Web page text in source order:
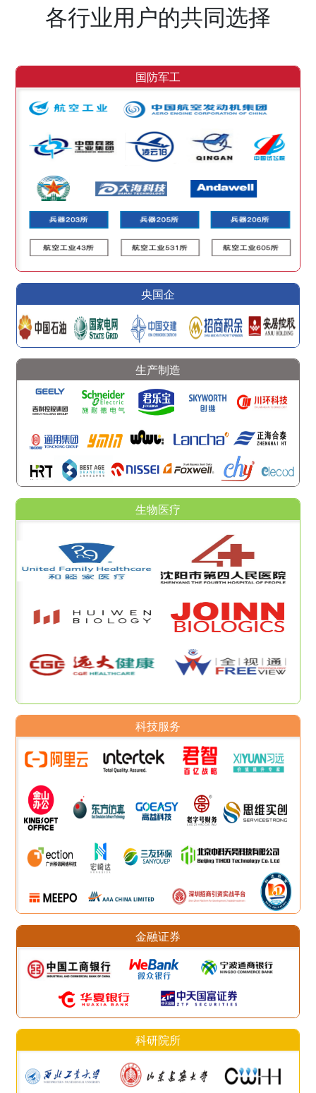
各行业用户的共同选择
国防军工
央国企
生产制造
生物医疗
科技服务
金融证券
科研院所